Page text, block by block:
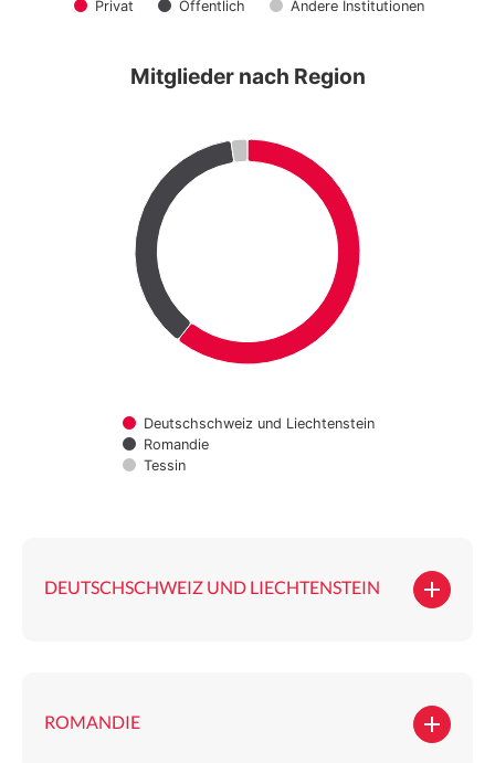
Privat Öffentlich Andere Institutionen
Mitglieder nach Region
Deutschschweiz und Liechtenstein
Romandie
Tessin
DEUTSCHSCHWEIZ UND LIECHTENSTEIN
ROMANDIE